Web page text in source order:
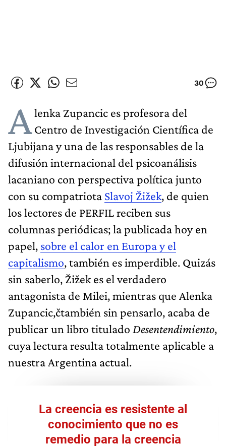
30
Alenka Zupancic es profesora del
Centro de Investigación Científica de
Ljubijana y una de las responsables de la
difusión internacional del psicoanálisis
lacaniano con perspectiva política junto
con su compatriota Slavoj Žižek, de quien
los lectores de PERFIL reciben sus
columnas periódicas; la publicada hoy en
papel, sobre el calor en Europa y el
capitalismo, también es imperdible. Quizás
sin saberlo, Žižek es el verdadero
antagonista de Milei, mientras que Alenka
Zupancic,čtambién sin pensarlo, acaba de
publicar un libro titulado Desentendimiento,
cuya lectura resulta totalmente aplicable a
nuestra Argentina actual.
La creencia es resistente al
conocimiento que no es
remedio para la creencia